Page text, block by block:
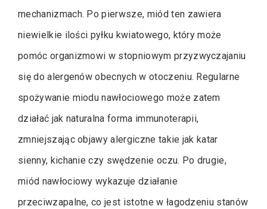
mechanizmach. Po pierwsze, miód ten zawiera
niewielkie ilości pyłku kwiatowego, który może
pomóc organizmowi w stopniowym przyzwyczajaniu
się do alergenów obecnych w otoczeniu. Regularne
spożywanie miodu nawłociowego może zatem
działać jak naturalna forma immunoterapii,
zmniejszając objawy alergiczne takie jak katar
sienny, kichanie czy swędzenie oczu. Po drugie,
miód nawłociowy wykazuje działanie
przeciwzapalne, co jest istotne w łagodzeniu stanów